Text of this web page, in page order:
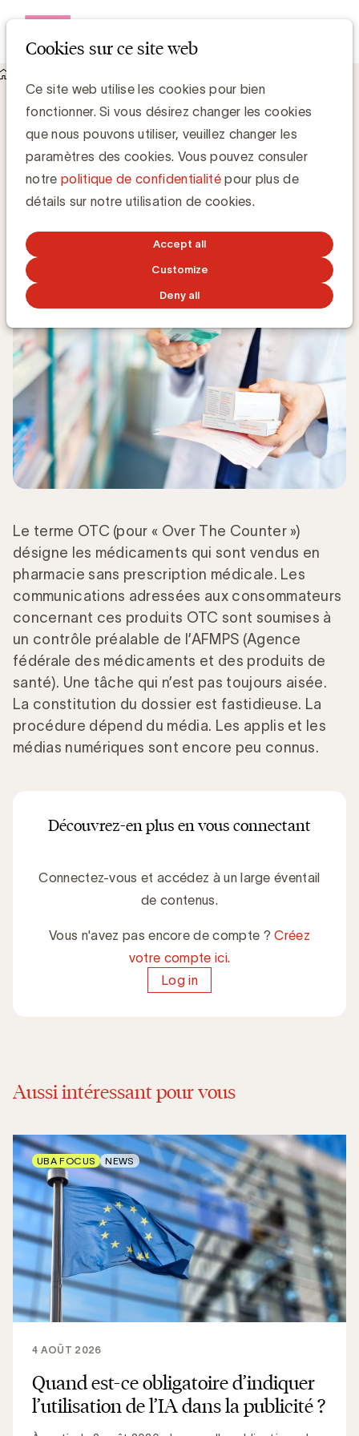
Cookies sur ce site web
Ce site web utilise les cookies pour bien
fonctionner. Si vous désirez changer les cookies
que nous pouvons utiliser, veuillez changer les
paramètres des cookies. Vous pouvez consuler
notre politique de confidentialitépour plus de
détails sur notre utilisation de cookies.
Accept all
Customize
Deny all
L’UBA et BACHI plaident en faveur d’une amélioration des
règles de communication liées aux produits OTC
L’UBA et BACHI plaident en faveur d’une
amélioration des règles de
communication liées aux produits OTC
23 OCTOBRE 2017
Le terme OTC (pour « Over The Counter »)
désigne les médicaments qui sont vendus en
pharmacie sans prescription médicale. Les
communications adressées aux consommateurs
concernant ces produits OTC sont soumises à
un contrôle préalable de l’AFMPS (Agence
fédérale des médicaments et des produits de
santé). Une tâche qui n’est pas toujours aisée.
La constitution du dossier est fastidieuse. La
procédure dépend du média. Les applis et les
médias numériques sont encore peu connus.
Découvrez-en plus en vous connectant
Connectez-vous et accédez à un large éventail
de contenus.
Vous n'avez pas encore de compte ?Créez
votre compte ici.
Log in
Aussi intéressant pour vous
Quand est-ce obligatoire d’indiquer
l’utilisation de l’IA dans la publicité ?
4 AOÛT 2026
UBA FOCUS NEWS